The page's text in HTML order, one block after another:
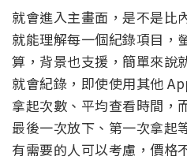
就會進入主畫面，是不是比
就能理解每一個紀錄項目，
算，背景也支援，簡單來說
就會紀錄，即使使用其他
拿起次數、平均查看時間，
最後一次放下、第一次拿起
有需要的人可以考慮，價格